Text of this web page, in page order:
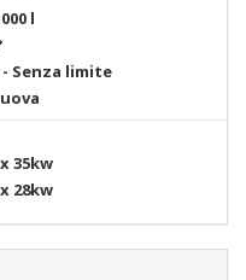
l
- Senza limite
35kw
28kw